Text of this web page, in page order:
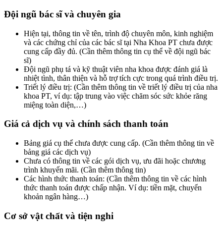
Đội ngũ bác sĩ và chuyên gia
Hiện tại, thông tin về tên, trình độ chuyên môn, kinh nghiệm
và các chứng chỉ của các bác sĩ tại Nha Khoa PT chưa được
cung cấp đầy đủ. (Cần thêm thông tin cụ thể về đội ngũ bác
sĩ)
Đội ngũ phụ tá và kỹ thuật viên nha khoa được đánh giá là
nhiệt tình, thân thiện và hỗ trợ tích cực trong quá trình điều trị.
Triết lý điều trị: (Cần thêm thông tin về triết lý điều trị của nha
khoa PT, ví dụ: tập trung vào việc chăm sóc sức khỏe răng
miệng toàn diện,…)
Giá cả dịch vụ và chính sách thanh toán
Bảng giá cụ thể chưa được cung cấp. (Cần thêm thông tin về
bảng giá các dịch vụ)
Chưa có thông tin về các gói dịch vụ, ưu đãi hoặc chương
trình khuyến mãi. (Cần thêm thông tin)
Các hình thức thanh toán: (Cần thêm thông tin về các hình
thức thanh toán được chấp nhận. Ví dụ: tiền mặt, chuyển
khoản ngân hàng…)
Cơ sở vật chất và tiện nghi